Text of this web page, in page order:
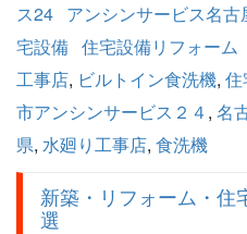
ス24 アンシンサービス名古
宅設備 住宅設備リフォーム
工事店, ビルトイン食洗機, 住
市アンシンサービス２４, 名
県, 水廻り工事店, 食洗機
新築・リフォーム・住
選